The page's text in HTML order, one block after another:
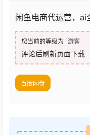
闲鱼电商代运营，
您当前的等级为 游客
评论后刷新页面下载
百度网盘